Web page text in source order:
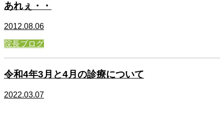
あれぇ・・
2012.08.06
院長ブログ
令和4年3月と4月の診療について
2022.03.07